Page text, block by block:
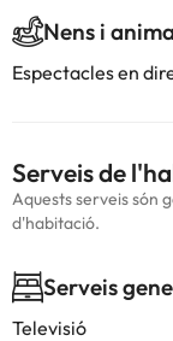
Nens i
Espectacles en
Serveis de
Aquests serveis són
d'habitació.
Serveis
Televisió